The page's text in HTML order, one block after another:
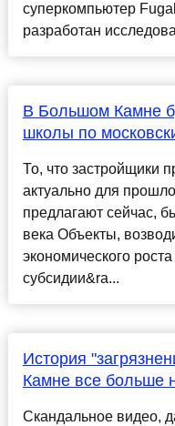
суперкомпьютер
разработан
В Большом Камне
школы по
То, что застройщики
актуально для
предлагают сейчас,
века Объекты,
экономического
субсидии&ra...
История
Камне все больше
Скандальное видео,